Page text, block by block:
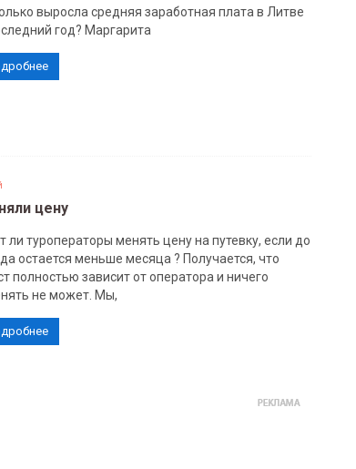
выросла средняя заработная плата в Литве
год? Маргарита
цену
ли туроператоры менять цену на путевку, если до
остается меньше месяца ? Получается, что
полностью зависит от оператора и ничего
не может. Мы,